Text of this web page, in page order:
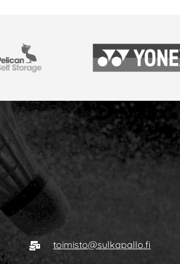
Sähköposti
toimisto@sulkapallo.fi